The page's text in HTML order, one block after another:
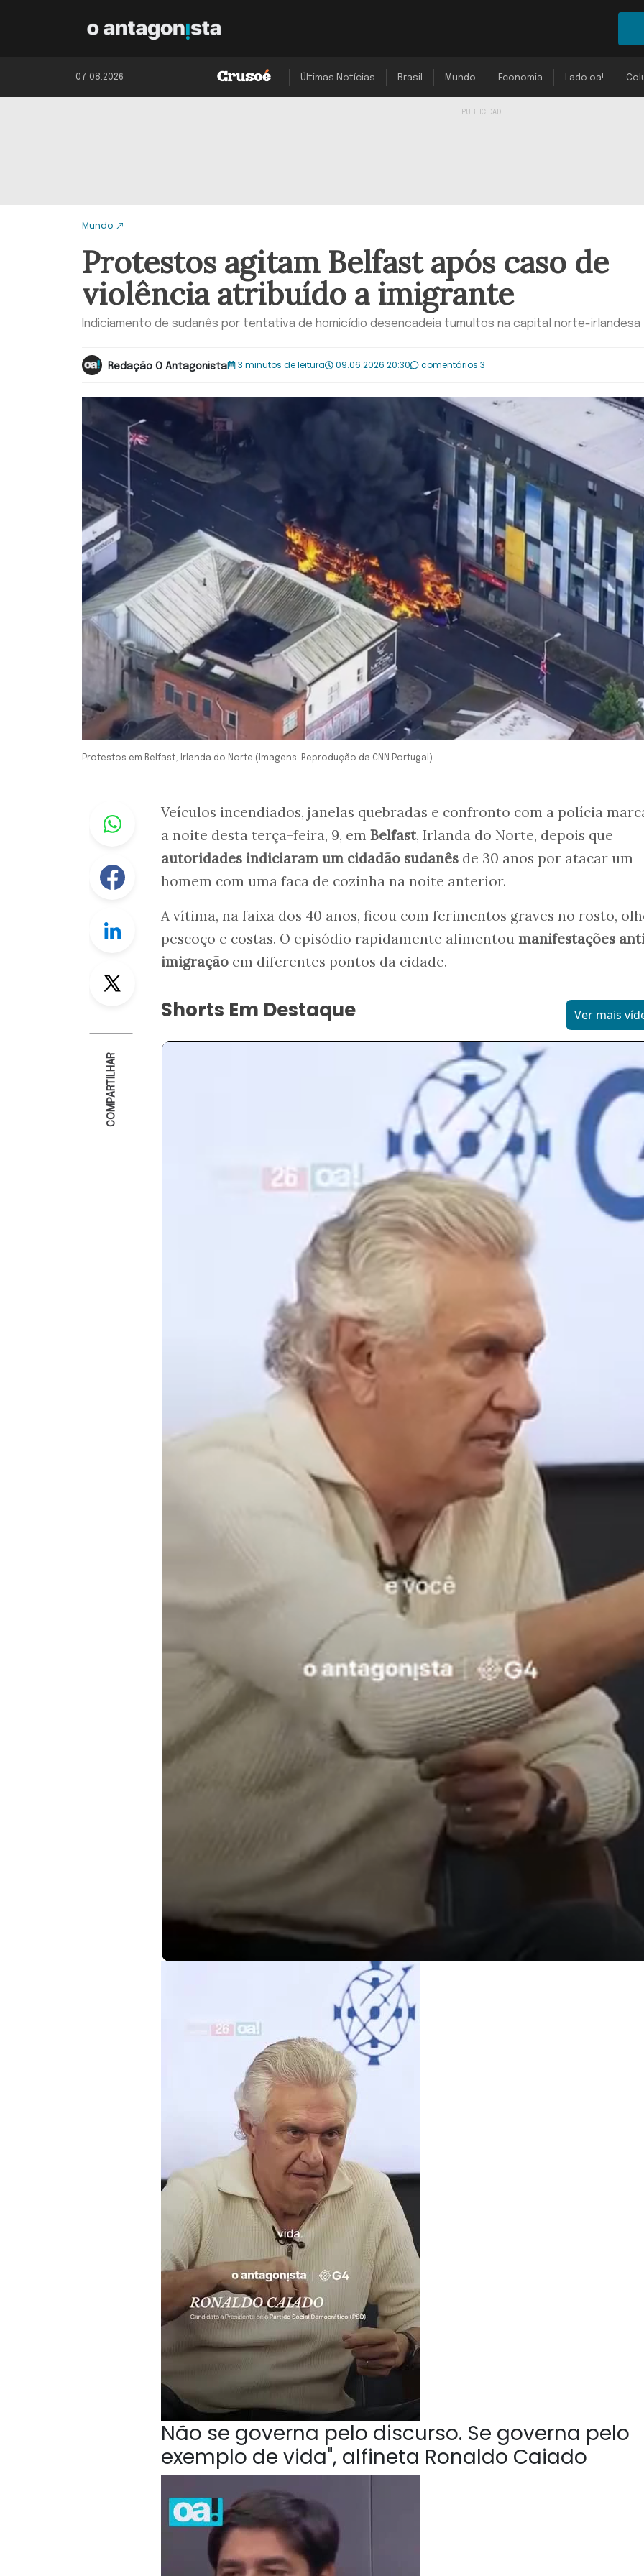
07.08.2026 Últimas Notícias Brasil Mundo Economia Lado oa!
Mundo
Protestos agitam Belfast após caso de
violência atribuído a imigrante
Indiciamento de sudanês por tentativa de homicídio desencadeia tumultos na capital norte-irlandesa
Redação O Antagonista 3 minutos de leitura 09.06.2026 20:30 comentários 3
Protestos em Belfast, Irlanda do Norte (Imagens: Reprodução da CNN Portugal)
Whastapp
Facebook
Linkedin
Twitter
COMPARTILHAR
Veículos incendiados, janelas quebradas e confronto com a polícia
a noite desta terça-feira, 9, em Belfast, Irlanda do Norte, depois que
autoridades indiciaram um cidadão sudanês de 30 anos por atacar um
homem com uma faca de cozinha na noite anterior.
A vítima, na faixa dos 40 anos, ficou com ferimentos graves no rosto,
pescoço e costas. O episódio rapidamente alimentou manifestações
imigração em diferentes pontos da cidade.
Shorts Em Destaque Ver mais
Não se governa pelo discurso. Se governa pelo
exemplo de vida", alfineta Ronaldo Caiado